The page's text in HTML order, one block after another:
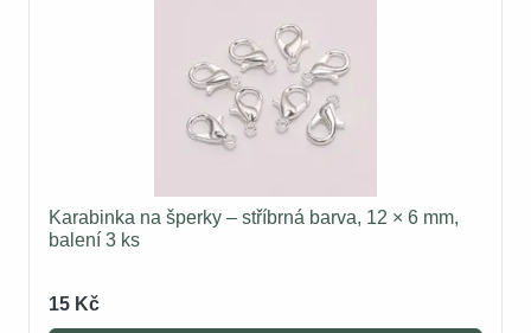
Karabinka na šperky – stříbrná barva, 12 × 6 mm,
balení 3 ks
15 Kč